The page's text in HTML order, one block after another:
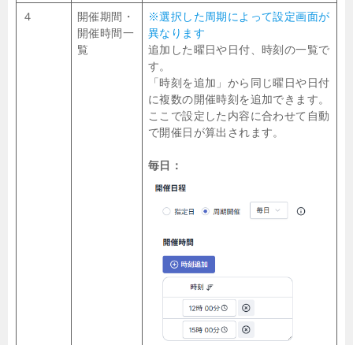
４
開催期間・
開催時間一
覧
※選択した周期によって設定画面が
異なります
追加した曜日や日付、時刻の一覧で
す。
「時刻を追加」から同じ曜日や日付
に複数の開催時刻を追加できます。
ここで設定した内容に合わせて自動
で開催日が算出されます。
毎日：